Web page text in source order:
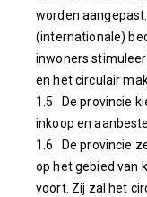
worden aangepast.
(internationale)
inwoners
en het circulair
1.5 De provincie
inkoop en
1.6
De provincie
op het gebied van
voort. Zij zal het